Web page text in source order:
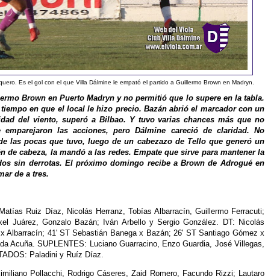
Es el gol con el que Villa Dálmine le empató el partido a Guillermo Brown en Madryn.
Brown en Puerto Madryn y no permitió que lo supere en la tabla.
en que el local le hizo precio. Bazán abrió el marcador con un
del viento, superó a Bilbao. Y tuvo varias chances más que no
las acciones, pero Dálmine careció de claridad. No
las pocas que tuvo, luego de un cabezazo de Tello que generó un
de cabeza, la mandó a las redes. Empate que sirve para mantener la
sin derrotas. El próximo domingo recibe a Brown de Adrogué en
de a tres.
Ruiz Díaz, Nicolás Herranz, Tobías Albarracín, Guillermo Ferracuti;
Juárez, Gonzalo Bazán; Iván Arbello y Sergio González. DT: Nicolás
Albarracín; 41' ST Sebastián Banega x Bazán; 26' ST Santiago Gómez x
Acuña. SUPLENTES: Luciano Guarracino, Enzo Guardia, José Villegas,
Paladini y Ruíz Díaz.
Pollacchi, Rodrigo Cáseres, Zaid Romero, Facundo Rizzi; Lautaro